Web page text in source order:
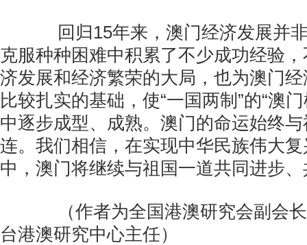
回归15年来，澳门经济发展并非
克服种种困难中积累了不少成功经验
济发展和经济繁荣的大局，也为澳门
比较扎实的基础，使“一国两制”的“澳
中逐步成型、成熟。澳门的命运始终
连。我们相信，在实现中华民族伟大
中，澳门将继续与祖国一道共同进步
（作者为全国港澳研究会副会长
台港澳研究中心主任）